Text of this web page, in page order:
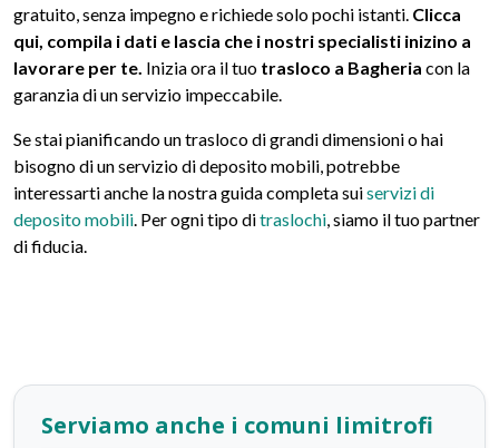
gratuito, senza impegno e richiede solo pochi istanti. Clicca
qui, compila i dati e lascia che i nostri specialisti inizino a
lavorare per te. Inizia ora il tuo trasloco a Bagheria con la
garanzia di un servizio impeccabile.
Se stai pianificando un trasloco di grandi dimensioni o hai
bisogno di un servizio di deposito mobili, potrebbe
interessarti anche la nostra guida completa suiservizi di
deposito mobili. Per ogni tipo ditraslochi, siamo il tuo partner
di fiducia.
Serviamo anche i comuni limitrofi